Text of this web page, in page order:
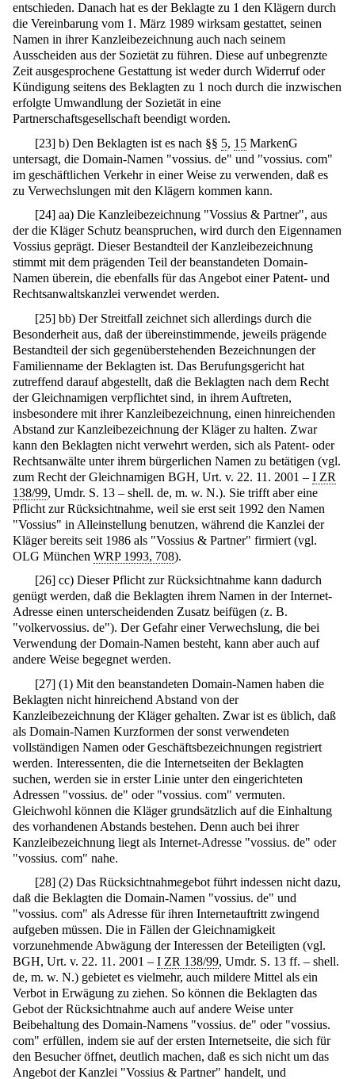
entschieden. Danach hat es der Beklagte zu 1 den Klägern durch
die Vereinbarung vom 1. März 1989 wirksam gestattet, seinen
Namen in ihrer Kanzleibezeichnung auch nach seinem
Ausscheiden aus der Sozietät zu führen. Diese auf unbegrenzte
Zeit ausgesprochene Gestattung ist weder durch Widerruf oder
Kündigung seitens des Beklagten zu 1 noch durch die inzwischen
erfolgte Umwandlung der Sozietät in eine
Partnerschaftsgesellschaft beendigt worden.
[23] b) Den Beklagten ist es nach §§ 5, 15 MarkenG
untersagt, die Domain-Namen "vossius. de" und "vossius. com"
im geschäftlichen Verkehr in einer Weise zu verwenden, daß es
zu Verwechslungen mit den Klägern kommen kann.
[24] aa) Die Kanzleibezeichnung "Vossius & Partner", aus
der die Kläger Schutz beanspruchen, wird durch den Eigennamen
Vossius geprägt. Dieser Bestandteil der Kanzleibezeichnung
stimmt mit dem prägenden Teil der beanstandeten Domain-
Namen überein, die ebenfalls für das Angebot einer Patent- und
Rechtsanwaltskanzlei verwendet werden.
[25] bb) Der Streitfall zeichnet sich allerdings durch die
Besonderheit aus, daß der übereinstimmende, jeweils prägende
Bestandteil der sich gegenüberstehenden Bezeichnungen der
Familienname der Beklagten ist. Das Berufungsgericht hat
zutreffend darauf abgestellt, daß die Beklagten nach dem Recht
der Gleichnamigen verpflichtet sind, in ihrem Auftreten,
insbesondere mit ihrer Kanzleibezeichnung, einen hinreichenden
Abstand zur Kanzleibezeichnung der Kläger zu halten. Zwar
kann den Beklagten nicht verwehrt werden, sich als Patent- oder
Rechtsanwälte unter ihrem bürgerlichen Namen zu betätigen (vgl.
zum Recht der Gleichnamigen BGH, Urt. v. 22. 11. 2001 – I ZR
138/99, Umdr. S. 13 – shell. de, m. w. N.). Sie trifft aber eine
Pflicht zur Rücksichtnahme, weil sie erst seit 1992 den Namen
"Vossius" in Alleinstellung benutzen, während die Kanzlei der
Kläger bereits seit 1986 als "Vossius & Partner" firmiert (vgl.
OLG München WRP 1993, 708).
[26] cc) Dieser Pflicht zur Rücksichtnahme kann dadurch
genügt werden, daß die Beklagten ihrem Namen in der Internet-
Adresse einen unterscheidenden Zusatz beifügen (z. B.
"volkervossius. de"). Der Gefahr einer Verwechslung, die bei
Verwendung der Domain-Namen besteht, kann aber auch auf
andere Weise begegnet werden.
[27] (1) Mit den beanstandeten Domain-Namen haben die
Beklagten nicht hinreichend Abstand von der
Kanzleibezeichnung der Kläger gehalten. Zwar ist es üblich, daß
als Domain-Namen Kurzformen der sonst verwendeten
vollständigen Namen oder Geschäftsbezeichnungen registriert
werden. Interessenten, die die Internetseiten der Beklagten
suchen, werden sie in erster Linie unter den eingerichteten
Adressen "vossius. de" oder "vossius. com" vermuten.
Gleichwohl können die Kläger grundsätzlich auf die Einhaltung
des vorhandenen Abstands bestehen. Denn auch bei ihrer
Kanzleibezeichnung liegt als Internet-Adresse "vossius. de" oder
"vossius. com" nahe.
[28] (2) Das Rücksichtnahmegebot führt indessen nicht dazu,
daß die Beklagten die Domain-Namen "vossius. de" und
"vossius. com" als Adresse für ihren Internetauftritt zwingend
aufgeben müssen. Die in Fällen der Gleichnamigkeit
vorzunehmende Abwägung der Interessen der Beteiligten (vgl.
BGH, Urt. v. 22. 11. 2001 – I ZR 138/99, Umdr. S. 13 ff. – shell.
de, m. w. N.) gebietet es vielmehr, auch mildere Mittel als ein
Verbot in Erwägung zu ziehen. So können die Beklagten das
Gebot der Rücksichtnahme auch auf andere Weise unter
Beibehaltung des Domain-Namens "vossius. de" oder "vossius.
com" erfüllen, indem sie auf der ersten Internetseite, die sich für
den Besucher öffnet, deutlich machen, daß es sich nicht um das
Angebot der Kanzlei "Vossius & Partner" handelt, und